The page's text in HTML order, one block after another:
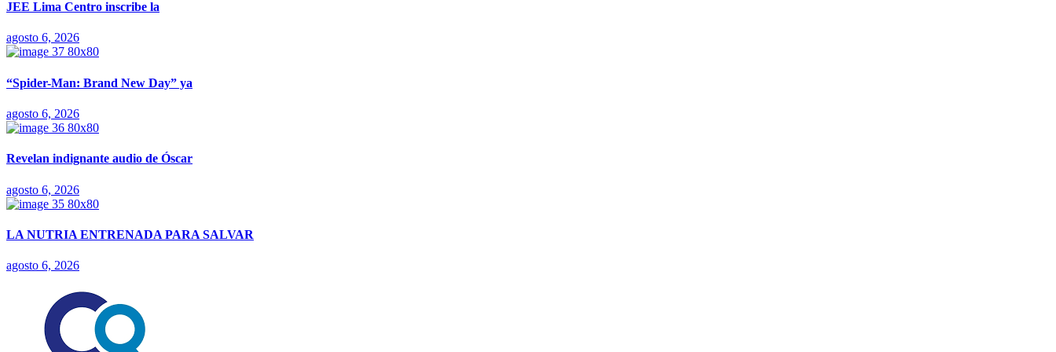
JEE Lima Centro inscribe la
agosto 6, 2026
“Spider-Man: Brand New Day” ya
agosto 6, 2026
Revelan indignante audio de Óscar
agosto 6, 2026
LA NUTRIA ENTRENADA PARA SALVAR
agosto 6, 2026